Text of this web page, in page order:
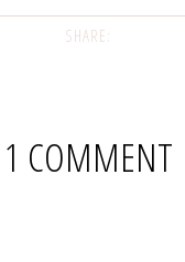
SHARE:
1 COMMENT